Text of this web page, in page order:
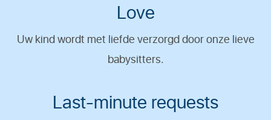
Love
Uw kind wordt met liefde verzorgd door onze lieve
babysitters.
Last-minute requests